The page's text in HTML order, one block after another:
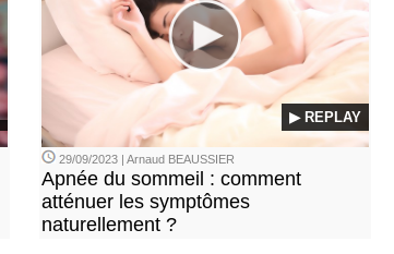
▶ REPLAY
29/09/2023 | Arnaud BEAUSSIER
Apnée du sommeil : comment
atténuer les symptômes
naturellement ?